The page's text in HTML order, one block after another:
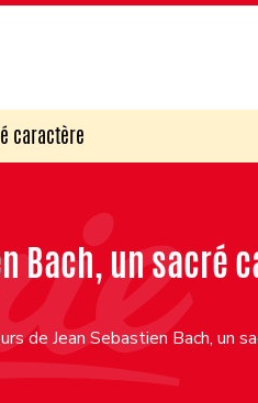
caractère
Bach, un sacré
de Jean Sebastien Bach, un